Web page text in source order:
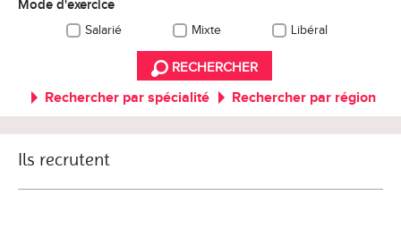
Mode d'exercice
Salarié Mixte Libéral
RECHERCHER
Rechercher par spécialité Rechercher par région
Ils recrutent